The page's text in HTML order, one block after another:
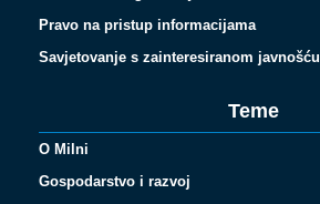
Pravo na pristup informacijama
Savjetovanje s zainteresiranom javnošću
Teme
O Milni
Gospodarstvo i razvoj